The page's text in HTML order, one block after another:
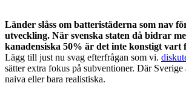
Länder slåss om batteristäderna som nav
utveckling. När svenska staten då bidrar
kanadensiska 50% är det inte konstigt vart
Lägg till just nu svag efterfrågan som vi.
sätter extra fokus på subventioner. Där Sverige
naiva eller bara realistiska.